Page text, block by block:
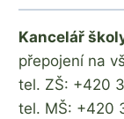
Kancelář
přepojení na
tel. ZŠ: +420
tel. MŠ: +420